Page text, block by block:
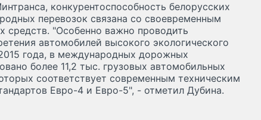
конкурентоспособность белорусских
перевозок связана со своевременным
средств. "Особенно важно проводить
автомобилей высокого экологического
года, в международных дорожных
более 11,2 тыс. грузовых автомобильных
соответствует современным техническим
Евро-4 и Евро-5", - отметил Дубина.